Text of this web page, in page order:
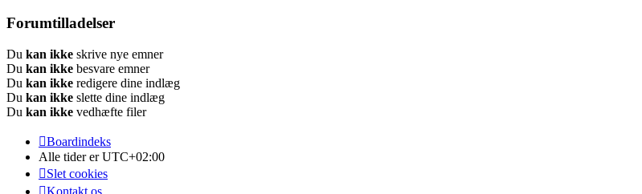
Forumtilladelser
Du kan ikke skrive nye emner
Du kan ikke besvare emner
Du kan ikke redigere dine indlæg
Du kan ikke slette dine indlæg
Du kan ikke vedhæfte filer
Boardindeks
Alle tider erUTC+02:00
Slet cookies
Kontakt os